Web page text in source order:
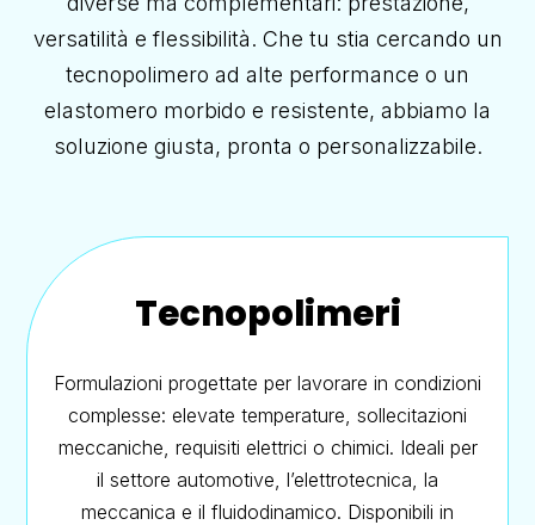
versatilità e flessibilità. Che tu stia cercando un
tecnopolimero ad alte performance o un
elastomero morbido e resistente, abbiamo la
soluzione giusta, pronta o personalizzabile.
Tecnopolimeri
Formulazioni progettate per lavorare in condizioni
complesse: elevate temperature, sollecitazioni
meccaniche, requisiti elettrici o chimici. Ideali per
il settore automotive, l’elettrotecnica, la
meccanica e il fluidodinamico. Disponibili in